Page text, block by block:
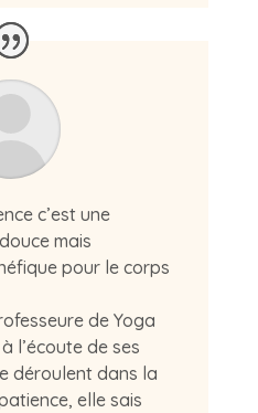
c’est une
mais
pour le corps
de Yoga
l’écoute de ses
déroulent dans la
elle sais